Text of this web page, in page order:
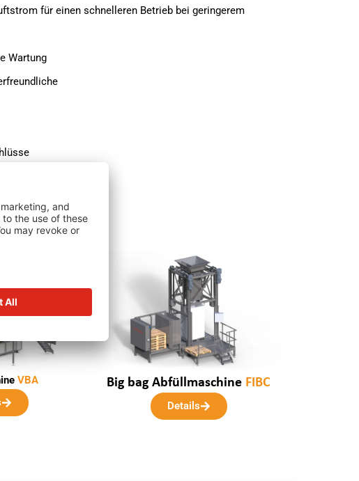
für einen schnelleren Betrieb bei geringerem
Wartung
VBA
Big bag Abfüllmaschine FIBC
Details